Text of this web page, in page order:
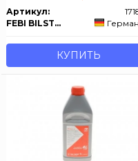
Артикул:
FEBI BILSTEIN
КУПИТЬ